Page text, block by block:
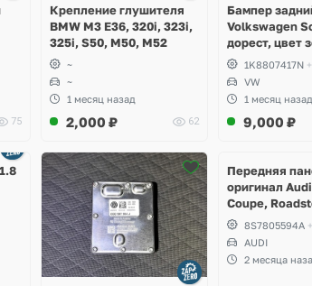
75
Крепление глушителя
BMW M3 E36, 320i, 323i,
325i, S50, M50, M52
~
~
1 месяц назад
2,000 ₽ 62
Бампер
Volkswagen
дорест, цвет
1K8807417N
VW
1 месяц назад
9,000 ₽
2 фото
Передняя
оригинал
Coupe,
8S7805594A
AUDI
2 месяца